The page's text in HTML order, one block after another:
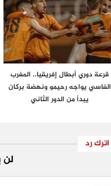
قرعة دوري أبطال إفريقيا.. المغرب
الفاسي يواجه رحيمو ونهضة بركان
يبدأ من الدور الثاني
اترك رد
لن